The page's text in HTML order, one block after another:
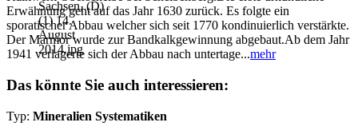
Erwähnung geht auf das Jahr 1630 zurück. Es folgte ein
sporatischer Abbau welcher sich seit 1770 kondinuierlich verstärkte.
Der Marmor wurde zur Bandkalkgewinnung abgebaut.Ab dem Jahr
1941 verlagerte sich der Abbau nach untertage...mehr
Das könnte Sie auch interessieren:
Typ: Mineralien Systematiken